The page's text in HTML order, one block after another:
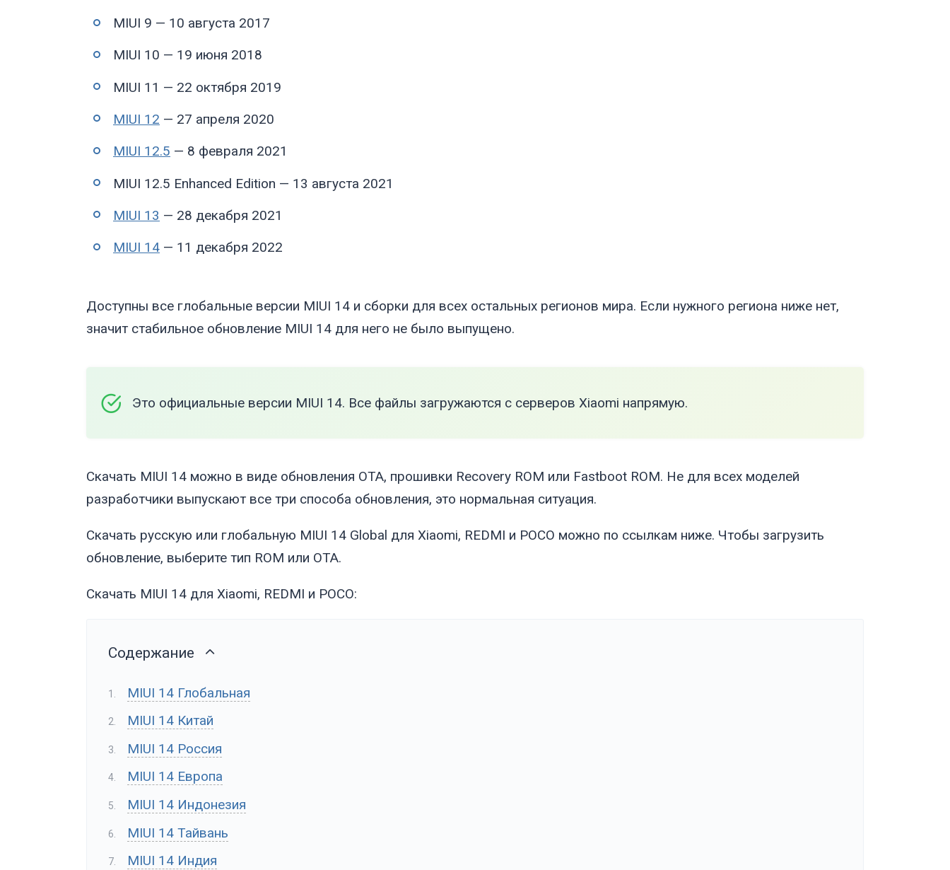
MIUI 9 — 10 августа 2017
MIUI 10 — 19 июня 2018
MIUI 11 — 22 октября 2019
MIUI 12 — 27 апреля 2020
MIUI 12.5 — 8 февраля 2021
MIUI 12.5 Enhanced Edition — 13 августа 2021
MIUI 13 — 28 декабря 2021
MIUI 14 — 11 декабря 2022
Доступны все глобальные версии MIUI 14 и сборки для всех остальных регионов мира. Если нужного региона ниже нет,
значит стабильное обновление MIUI 14 для него не было выпущено.
Это официальные версии MIUI 14. Все файлы загружаются с серверов Xiaomi напрямую.
Скачать MIUI 14 можно в виде обновления OTA, прошивки Recovery ROM или Fastboot ROM. Не для всех моделей
разработчики выпускают все три способа обновления, это нормальная ситуация.
Скачать русскую или глобальную MIUI 14 Global для Xiaomi, REDMI и POCO можно по ссылкам ниже. Чтобы загрузить
обновление, выберите тип ROM или OTA.
Скачать MIUI 14 для Xiaomi, REDMI и POCO:
Содержание
MIUI 14 Глобальная
MIUI 14 Китай
MIUI 14 Россия
MIUI 14 Европа
MIUI 14 Индонезия
MIUI 14 Тайвань
MIUI 14 Индия